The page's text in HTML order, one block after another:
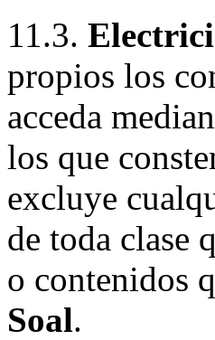
11.3.
propios los
acceda
los que
excluye
de toda clase
o contenidos
Soal.